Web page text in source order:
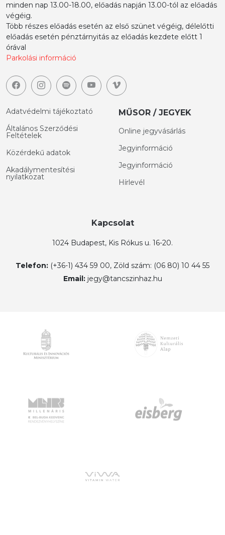
minden nap 13.00-18.00, előadás napján 13.00-tól az előadás
végéig.
Több részes előadás esetén az első szünet végéig, délelőtti
előadás esetén pénztárnyitás az előadás kezdete előtt 1
órával
Parkolási információ
Adatvédelmi tájékoztató
Általános Szerződési
Feltételek
Közérdekű adatok
Akadálymentesítési
nyilatkozat
MŰSOR / JEGYEK
Online jegyvásárlás
Jegyinformáció
Jegyinformáció
Hírlevél
Kapcsolat
1024 Budapest, Kis Rókus u. 16-20.
Telefon: (+36-1) 434 59 00, Zöld szám: (06 80) 10 44 55
Email: jegy@tancszinhaz.hu